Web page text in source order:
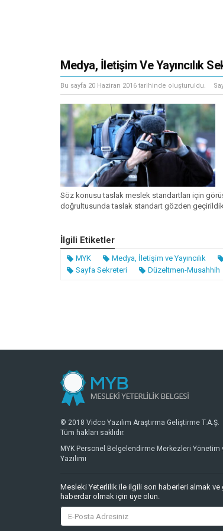
Medya, İletişim Ve Yayıncılık
Bu sayfa 20 Haziran 2016 tarihinde oluşturuldu.
Söz konusu taslak meslek standartları için
doğrultusunda taslak standart gözden
İlgili Etiketler
MYK Medya, İletişim ve Yayıncılık
Sayfa Sekreteri
Düzeltmen-Musahhih
© 2018 Vidco Yazılım Araştırma Geliştirme T.A.Ş.
Tüm hakları saklıdır.
MYK Personel Belgelendirme Merkezleri Yönetim
Yazılımı
Mesleki Yeterlilik ile ilgili son haberleri almak ve
haberdar olmak için üye olun.